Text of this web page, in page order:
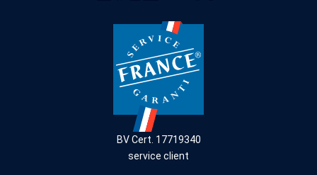
BV Cert. 17719340
service client